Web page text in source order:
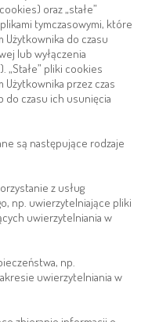
oraz „stałe”
tymczasowymi, które
do czasu
lub wyłączenia
„Stałe” pliki cookies
przez czas
czasu ich usunięcia
są następujące rodzaje
z usług
np. uwierzytelniające pliki
uwierzytelniania w
np.
uwierzytelniania w